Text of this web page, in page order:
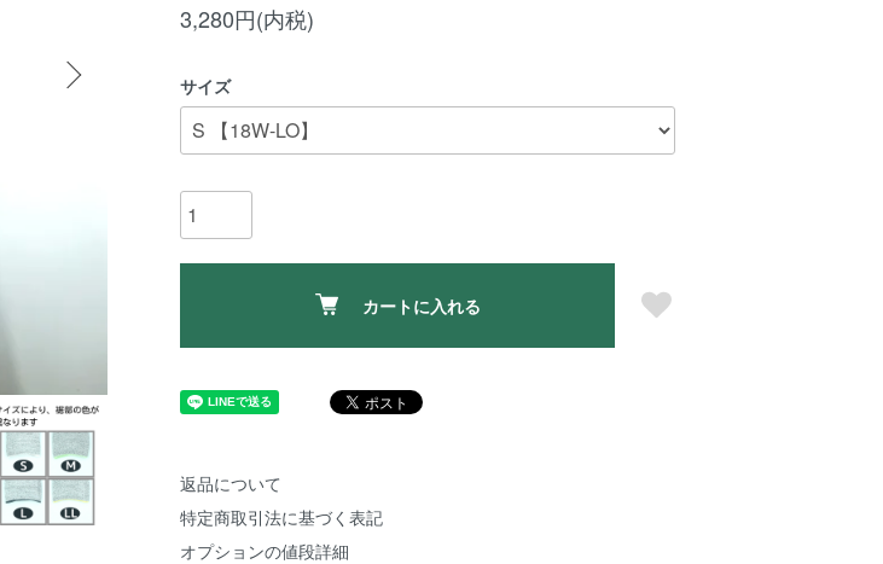
3,280円(内税)
サイズ
カートに入れる
返品について
特定商取引法に基づく表記
オプションの値段詳細